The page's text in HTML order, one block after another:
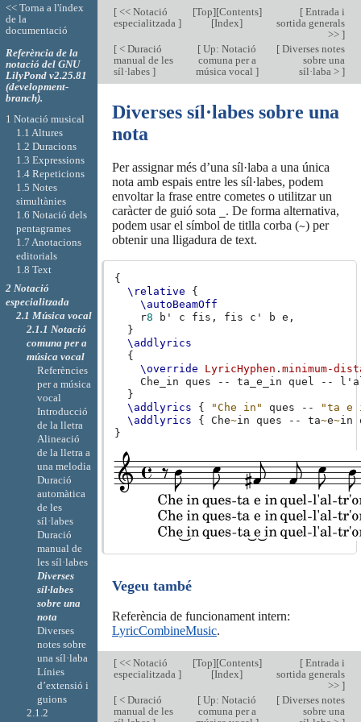
[<< Notació
especialitzada ]
[Top][Contents]
[Index]
[Entrada i
sortida generals
>> ]
[< Duració
manual de les
síl·labes ]
[ Up: Notació
comuna per a
música vocal ]
[Diverses notes
sobre una
síl·laba > ]
Diverses síl·labes sobre una
nota
Per assignar més d’una síl·laba a una única
nota amb espais entre les síl·labes, podem
envoltar la frase entre cometes o utilitzar un
caràcter de guió sota
. De forma alternativa,
podem usar el símbol de titlla corba (~) per
obtenir una lligadura de text.
{
\relative
{
\autoBeamOff
r8 b' c fis, fis c' b e,
}
\addlyrics
{
\override
LyricHyphen . minimum-
Che_in
ques -- ta_e_in quel --
}
\addlyrics
{ "Che in" ques --
"ta e
\addlyrics
{ Che~in ques -- ta~e~in
}
Vegeu també
Referència de funcionament intern:
LyricCombineMusic.
[<< Notació
especialitzada ]
[Top][Contents]
[Index]
[Entrada i
sortida generals
>> ]
[< Duració
manual de les
[ Up: Notació
comuna per a
[Diverses notes
sobre una
<< Torna a l'índex
de la
documentació
Referència de la
notació del GNU
LilyPond v2.25.81
(development-
branch).
1 Notació musical
1.1 Altures
1.2 Duracions
1.3 Expressions
1.4 Repeticions
1.5 Notes
simultànies
1.6 Notació dels
pentagrames
1.7 Anotacions
editorials
1.8 Text
2 Notació
especialitzada
2.1 Música vocal
2.1.1 Notació
comuna per a
música vocal
Referències
per a música
vocal
Introducció
de la lletra
Alineació
de la lletra a
una melodia
Duració
automàtica
de les
síl·labes
Duració
manual de
les síl·labes
Diverses
síl·labes
sobre una
nota
Diverses
notes sobre
una síl·laba
Línies
d’extensió i
guions
2.1.2